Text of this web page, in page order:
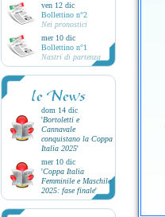
ven 12 dic
Bollettino n°2
Nei pronostici
mer 10 dic
Bollettino n°1
Nastri di partenza
le News
dom 14 dic
'Bortoletti e
Cannavale
conquistano la Coppa
Italia 2025'
mer 10 dic
'Coppa Italia
Femminile e Maschile
2025: fase finale'